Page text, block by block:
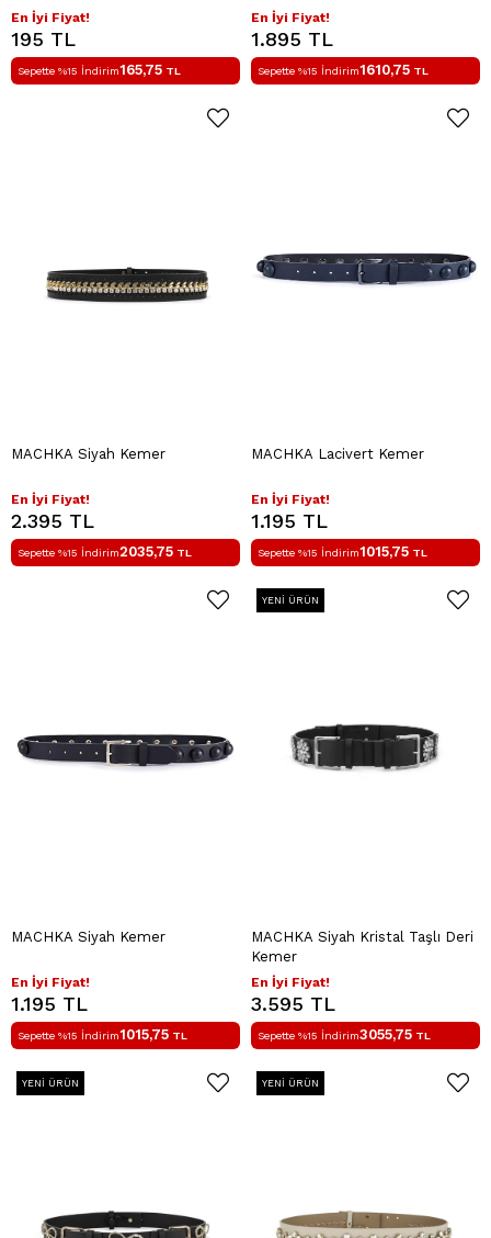
En İyi Fiyat!
195 TL
Sepette %15 İndirim165,75 TL
En İyi Fiyat!
1.895 TL
Sepette %15 İndirim1610,75 TL
MACHKA Siyah Kemer
En İyi Fiyat!
2.395 TL
Sepette %15 İndirim2035,75 TL
MACHKA Lacivert Kemer
En İyi Fiyat!
1.195 TL
Sepette %15 İndirim1015,75 TL
MACHKA Siyah Kemer
En İyi Fiyat!
1.195 TL
Sepette %15 İndirim1015,75 TL
YENI ÜRÜN
MACHKA Siyah Kristal Taşlı Deri
Kemer
En İyi Fiyat!
3.595 TL
Sepette %15 İndirim3055,75 TL
YENI ÜRÜN YENI ÜRÜN